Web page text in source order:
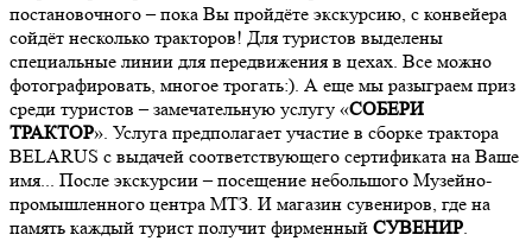
постановочного – пока Вы пройдёте экскурсию, с конвейера
сойдёт несколько тракторов! Для туристов выделены
специальные линии для передвижения в цехах. Все можно
фотографировать, многое трогать:). А еще мы разыграем приз
среди туристов – замечательную услугу «СОБЕРИ
ТРАКТОР». Услуга предполагает участие в сборке трактора
BELARUS с выдачей соответствующего сертификата на Ваше
имя... После экскурсии – посещение небольшого Музейно-
промышленного центра МТЗ. И магазин сувениров, где на
память каждый турист получит фирменный СУВЕНИР.